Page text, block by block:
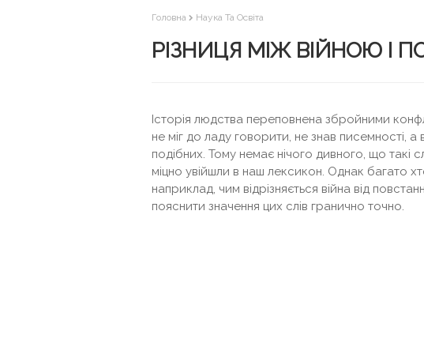
Головна Наука Та Освіта
РІЗНИЦЯ МІЖ ВІЙНОЮ І
Історія людства переповнена збройними
не міг до ладу говорити, не знав писемності,
подібних. Тому немає нічого дивного, що такі
міцно увійшли в наш лексикон. Однак багато
наприклад, чим відрізняється війна від
пояснити значення цих слів гранично точно.